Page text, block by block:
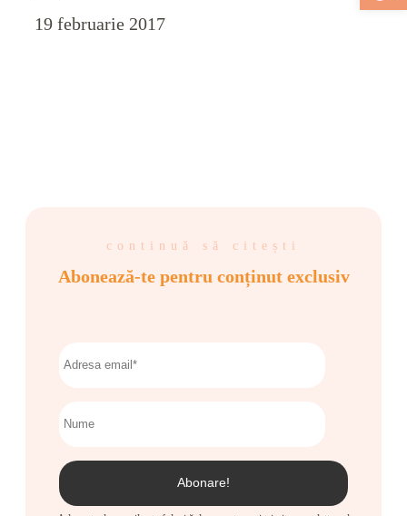
19 februarie 2017
continuă să citești
Abonează-te pentru conținut exclusiv